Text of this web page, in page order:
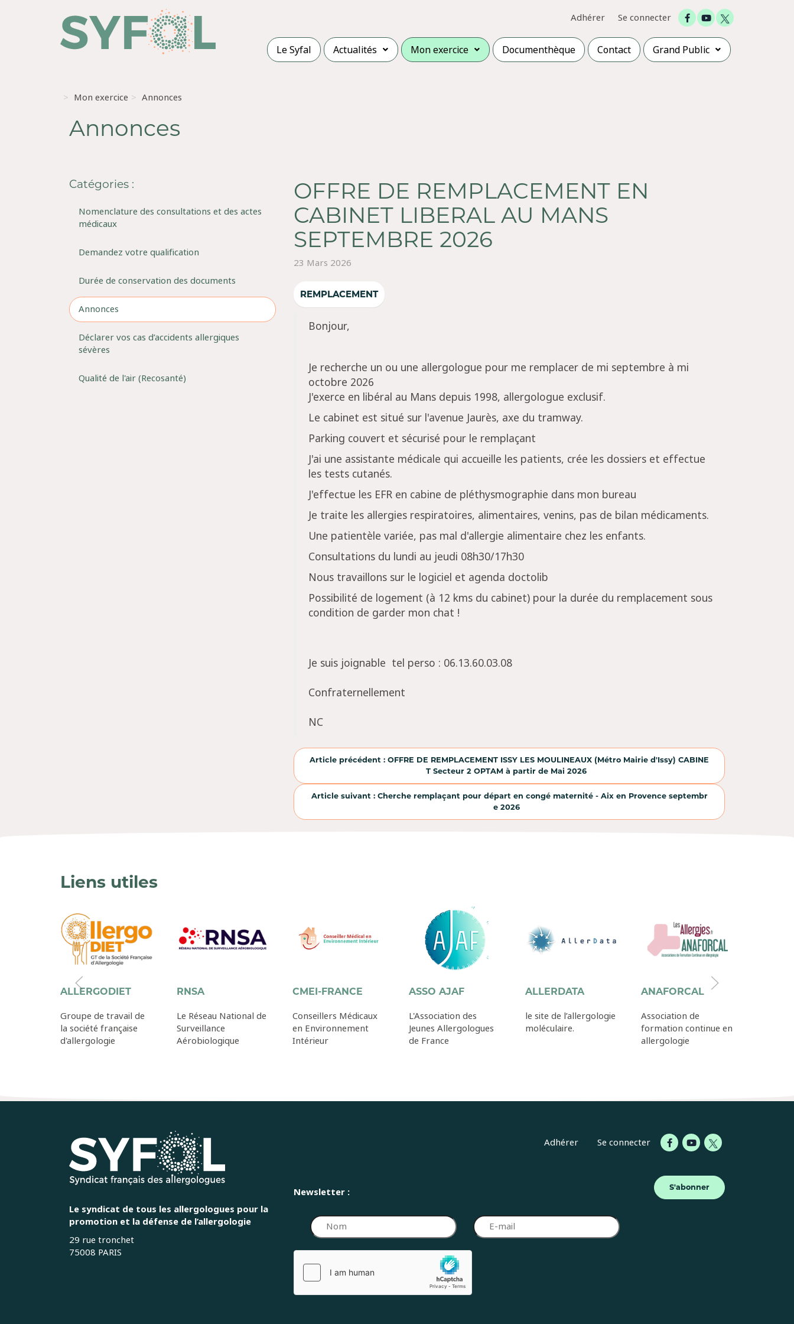
Adhérer Se connecter
Le Syfal Actualités Mon exercice Documenthèque Contact Grand Public
Mon exercice Annonces
Annonces
Catégories :
Nomenclature des consultations et des actes
médicaux
Demandez votre qualification
Durée de conservation des documents
Annonces
Déclarer vos cas d’accidents allergiques
sévères
Qualité de l'air (Recosanté)
OFFRE DE REMPLACEMENT EN
CABINET LIBERAL AU MANS
SEPTEMBRE 2026
23 Mars 2026
REMPLACEMENT
Bonjour,
Je recherche un ou une allergologue pour me remplacer de mi septembre à mi
octobre 2026
J'exerce en libéral au Mans depuis 1998, allergologue exclusif.
Le cabinet est situé sur l'avenue Jaurès, axe du tramway.
Parking couvert et sécurisé pour le remplaçant
J'ai une assistante médicale qui accueille les patients, crée les dossiers et effectue
les tests cutanés.
J'effectue les EFR en cabine de pléthysmographie dans mon bureau
Je traite les allergies respiratoires, alimentaires, venins, pas de bilan médicaments.
Une patientèle variée, pas mal d'allergie alimentaire chez les enfants.
Consultations du lundi au jeudi 08h30/17h30
Nous travaillons sur le logiciel et agenda doctolib
Possibilité de logement (à 12 kms du cabinet) pour la durée du remplacement sous
condition de garder mon chat !
Je suis joignable tel perso : 06.13.60.03.08
Confraternellement
NC
Article précédent : OFFRE DE REMPLACEMENT ISSY LES MOULINEAUX (Métro Mairie d'Issy) CABINE
T Secteur 2 OPTAM à partir de Mai 2026
Article suivant : Cherche remplaçant pour départ en congé maternité - Aix en Provence septembr
e 2026
Liens utiles
ALLERGODIET
Groupe de travail de
la société française
d'allergologie
RNSA
Le Réseau National de
Surveillance
Aérobiologique
CMEI-FRANCE
Conseillers Médicaux
en Environnement
Intérieur
ASSO AJAF
L'Association des
Jeunes Allergologues
de France
ALLERDATA
le site de l’allergologie
moléculaire.
ANAFORCAL
Association de
formation continue en
allergologie
Le syndicat de tous les allergologues pour la
promotion et la défense de l’allergologie
29 rue tronchet
75008 PARIS
Adhérer Se connecter
Newsletter : S'abonner